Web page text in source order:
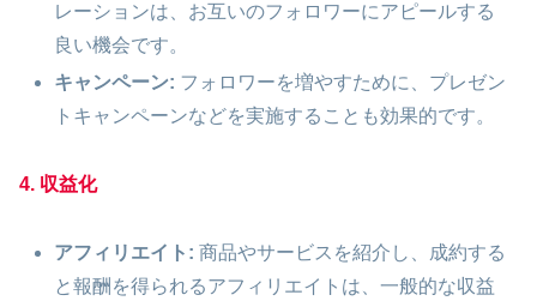
レーションは、お互いのフォロワーにアピールする
良い機会です。
キャンペーン: フォロワーを増やすために、プレゼン
トキャンペーンなどを実施することも効果的です。
4. 収益化
アフィリエイト: 商品やサービスを紹介し、成約する
と報酬を得られるアフィリエイトは、一般的な収益